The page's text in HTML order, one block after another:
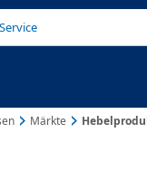
Service
Märkte